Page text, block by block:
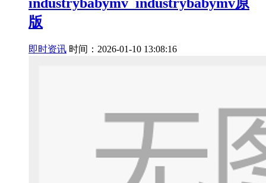
版
即时资讯 时间：2026-01-10 13:08:16